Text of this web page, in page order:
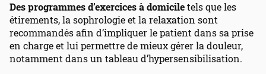
Des programmes d’exercices à domiciletels que les
étirements, la sophrologie et la relaxation sont
recommandés afin d’impliquer le patient dans sa prise
en charge et lui permettre de mieux gérer la douleur,
notamment dans un tableau d’hypersensibilisation.